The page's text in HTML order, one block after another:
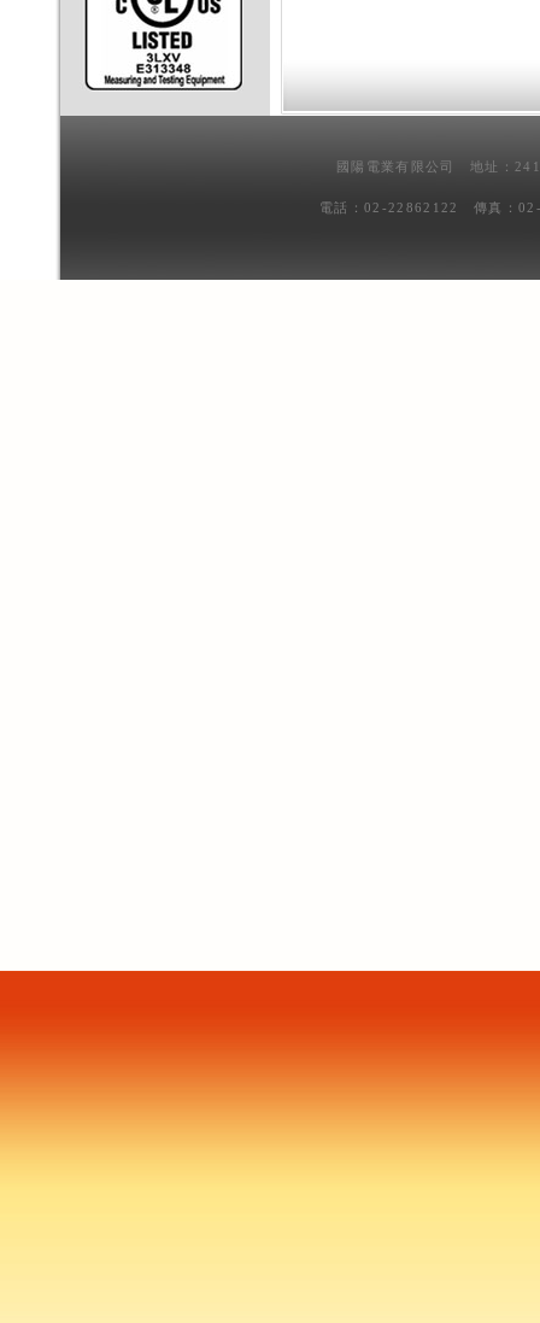
國陽電業有限公司 地址：
電話：02-22862122 傳真：